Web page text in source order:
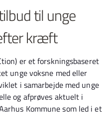
til unge
kræft
er et forskningsbaseret
unge voksne med eller
i samarbejde med unge
og afprøves aktuelt i
Kommune som led i et